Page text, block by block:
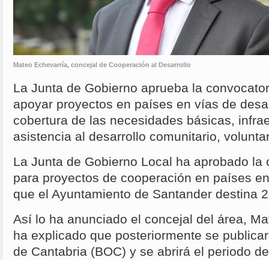
Mateo Echevarría, concejal de Cooperación al Desarrollo
La Junta de Gobierno aprueba la
apoyar proyectos en países en vías de
cobertura de las necesidades básicas,
asistencia al desarrollo comunitario,
La Junta de Gobierno Local ha aprobado la
para proyectos de cooperación en países
que el Ayuntamiento de Santander destina
Así lo ha anunciado el concejal del área,
ha explicado que posteriormente se
de Cantabria (BOC) y se abrirá el periodo